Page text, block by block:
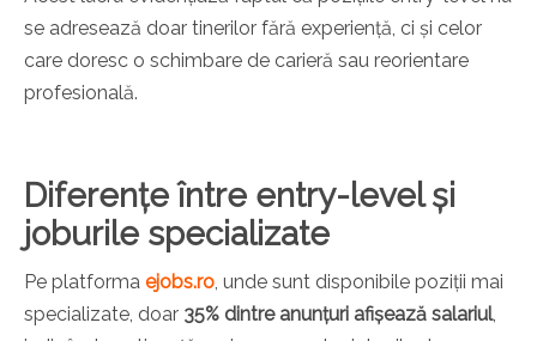
se adresează doar tinerilor fără experiență, ci și celor
care doresc o schimbare de carieră sau reorientare
profesională.
Diferențe între entry-level și
joburile specializate
Pe platforma ejobs.ro, unde sunt disponibile poziții mai
specializate, doar 35% dintre anunțuri afișează salariul,